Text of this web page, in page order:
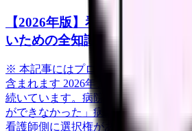
【2026年版】看護師転職の完
いための全知識
※ 本記事にはプロモーション（アフ
含まれます 2026年、看護師の転職市
続いています。病院看護実態調査に
ができなかった」病院は58.3%で過去
看護師側に選択権がある有利な市場